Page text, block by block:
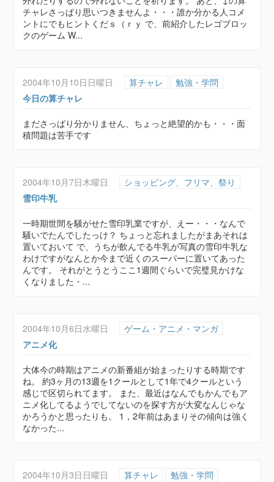
チャレさっぱり思いつきませんよ・・・誰か分かる人コメ
ントにでもヒントくだｓ（ｒｙ で、前紹介したレゴブロッ
クのゲーム W...
2004年10月10日日曜日 算チャレ
勉強・学問
今日の算チャレ
まださっぱり分かりません、ちょっと絶望的かも・・・面
積問題は苦手です
2004年10月7日木曜日
ショッピング、フリマ、祭り
雪印牛乳
一時期世間を騒がせた雪印乳業ですが、えー・・・なんで
騒いでたんでしたっけ？ ちょっと忘れましたがまあそれは
置いておいて で、うちが飲んでる牛乳が写真の雪印牛乳な
わけですがなんとか今まで近くのスーパーに置いてあった
んです。 それがとうとうここ1週間ぐらいで完璧見かけな
くなりました・...
2004年10月6日水曜日
ゲーム・アニメ・マンガ
アニメ化
大体今の時期はアニメの新番組が始まったりする時期です
ね。 約3ヶ月の13週を1クールとして1年で4クールという
感じで区切られてます。 また、最近はなんでもかんでもア
ニメ化してるようでしてないのを探す方が大変なんじゃな
かろうかと思ったりも。 1，2年前はあまりその傾向は強く
なかった...
2004年10月3日日曜日 算チャレ
勉強・学問